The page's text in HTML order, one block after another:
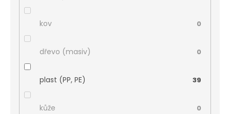
kov 0
dřevo (masiv) 0
plast (PP, PE) 39
kůže 0